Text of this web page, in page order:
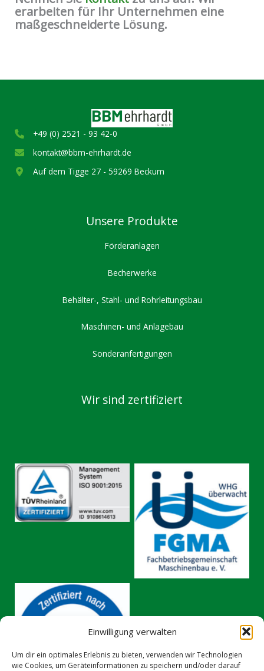
Einwilligung verwalten
Um dir ein optimales Erlebnis zu bieten, verwenden wir Technologien
wie Cookies, um Geräteinformationen zu speichern und/oder darauf
erarbeiten für Ihr Unternehmen eine
maßgeschneiderte Lösung.
+49 (0) 2521 - 93 42-0
kontakt@bbm-ehrhardt.de
Auf dem Tigge 27 - 59269 Beckum
Unsere Produkte
Förderanlagen
Becherwerke
Behälter-, Stahl- und Rohrleitungsbau
Maschinen- und Anlagebau
Sonderanfertigungen
Wir sind zertifiziert
No Caption
No Caption